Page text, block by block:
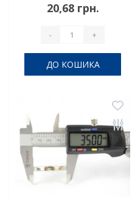
20,68 грн.
- +
ДО КОШИКА